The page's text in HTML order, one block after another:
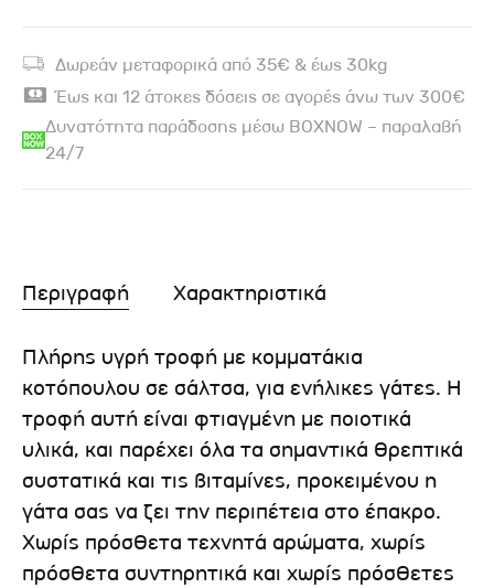
Δωρεάν μεταφορικά από 35€ & έως 30kg
Έως και 12 άτοκες δόσεις σε αγορές άνω των 300€
Δυνατότητα παράδοσης μέσω BOXNOW – παραλαβή
24/7
Περιγραφή Χαρακτηριστικά
Πλήρης υγρή τροφή με κομματάκια
κοτόπουλου σε σάλτσα, για ενήλικες γάτες. Η
τροφή αυτή είναι φτιαγμένη με ποιοτικά
υλικά, και παρέχει όλα τα σημαντικά θρεπτικά
συστατικά και τις βιταμίνες, προκειμένου η
γάτα σας να ζει την περιπέτεια στο έπακρο.
Χωρίς πρόσθετα τεχνητά αρώματα, χωρίς
πρόσθετα συντηρητικά και χωρίς πρόσθετες